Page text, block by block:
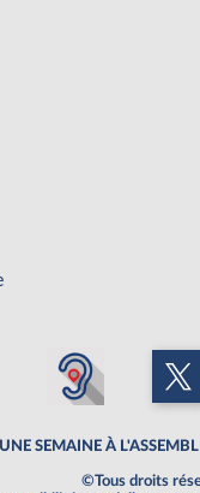
UNE SEMAINE À
©Tous droits